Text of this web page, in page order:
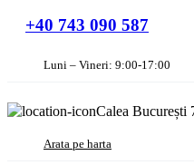
+40 743 090
Luni – Vineri: 9:00-17:00
Calea București
Arata pe harta